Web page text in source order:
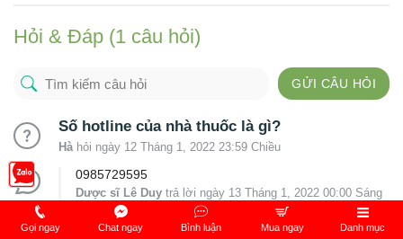
Hỏi & Đáp (1 câu hỏi)
GỬI CÂU HỎI
Số hotline của nhà thuốc là gì?
Hàhỏi ngày 12 Tháng 1, 2022 23:59 Chiều
0985729595
Dược sĩ Lê Duy trả lời ngày 13 Tháng 1, 2022 00:00 Sáng
(0)
Gọi ngay Chat ngay Bình luận Mua ngay Danh mục